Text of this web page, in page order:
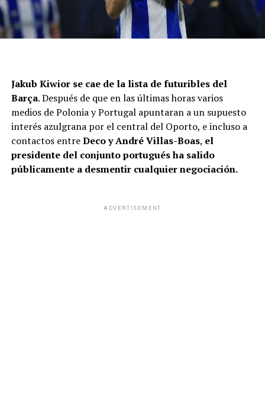
Jakub Kiwior se cae de la lista de futuribles del
Barça. Después de que en las últimas horas varios
medios de Polonia y Portugal apuntaran a un supuesto
interés azulgrana por el central del Oporto, e incluso a
contactos entreDeco y André Villas-Boas, el
presidente del conjunto portugués ha salido
públicamente a desmentir cualquier negociación.
ADVERTISEMENT